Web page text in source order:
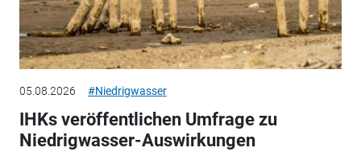
05.08.2026 #Niedrigwasser
IHKs veröffentlichen Umfrage zu
Niedrigwasser-Auswirkungen